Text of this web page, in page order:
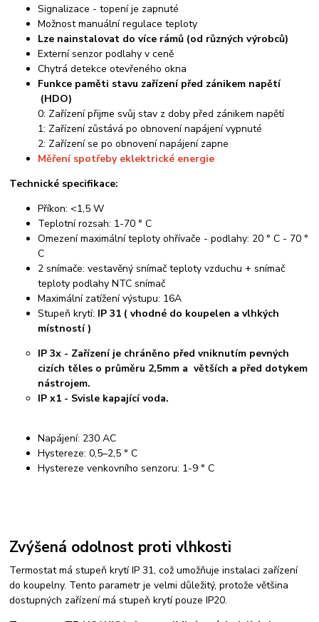
Signalizace - topení je zapnuté
Možnost manuální regulace teploty
Lze nainstalovat do více rámů (od různých výrobců)
Externí senzor podlahy v ceně
Chytrá detekce otevřeného okna
Funkce paměti stavu zařízení před zánikem napětí
(HDO)
0: Zařízení přijme svůj stav z doby před zánikem napětí
1: Zařízení zůstává po obnovení napájení vypnuté
2: Zařízení se po obnovení napájení zapne
Měření spotřeby eklektrické energie
Technické specifikace:
Příkon: <1,5 W
Teplotní rozsah: 1-70 ° C
Omezení maximální teploty ohřívače - podlahy: 20 ° C - 70 °
C
2 snímače: vestavěný snímač teploty vzduchu + snímač
teploty podlahy NTC snímač
Maximální zatížení výstupu: 16A
Stupeň krytí: IP 31 ( vhodné do koupelen a vlhkých
místností )
IP 3x - Zařízení je chráněno před vniknutím pevných
cizích těles o průměru 2,5mm a větších a před dotykem
nástrojem.
IP x1 - Svisle kapající voda.
Napájení: 230 AC
Hystereze: 0,5–2,5 ° C
Hystereze venkovního senzoru: 1-9 ° C
Zvýšená odolnost proti vlhkosti
Termostat má stupeň krytí IP 31, což umožňuje instalaci zařízení
do koupelny. Tento parametr je velmi důležitý, protože většina
dostupných zařízení má stupeň krytí pouze IP20.